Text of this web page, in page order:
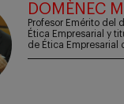
DOMÈNEC
Profesor Emérito del
Ética Empresarial y
de Ética Empresarial